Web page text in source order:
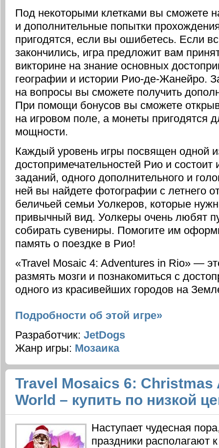
Под некоторыми клетками вы сможете
и дополнительные попытки
пригодятся, если вы ошибетесь. Если
закончились, игра предложит вам
викторине на знание основных
географии и истории Рио-де-Жанейро.
на вопросы вы сможете получить
При помощи бонусов вы сможете
на игровом поле, а монеты пригодятся
мощности.
Каждый уровень игры посвящен одной
достопримечательностей Рио и состоит
заданий, одного дополнительного и
ней вы найдете фотографии с летнего
беличьей семьи Уолкеров, которые
привычный вид. Уолкеры очень любят
собирать сувениры. Помогите им
память о поездке в Рио!
«Travel Mosaic 4: Adventures in Rio» —
размять мозги и познакомиться с
одного из красивейших городов на
Подробности об этой игре»
Разработчик: JetDogs
Жанр игры: Мозаика
Travel Mosaics 6: Christmas
World – купить по низкой
Наступает чудесная
праздники располагают